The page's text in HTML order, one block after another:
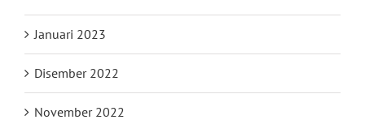
Januari 2023
Disember 2022
November 2022